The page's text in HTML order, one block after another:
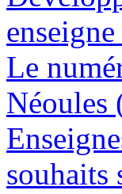
Le
Néoules
souhaits